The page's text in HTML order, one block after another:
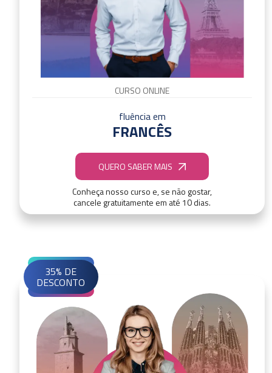
CURSO ONLINE
fluência em
FRANCÊS
QUERO SABER MAIS
Conheça nosso curso e, se não gostar,
cancele gratuitamente em até 10 dias.
35% DE
DESCONTO